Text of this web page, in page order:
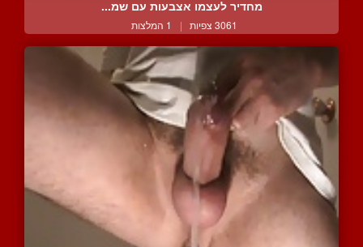
מחדיר לעצמו אצבעות עם שמ...
3061 צפיות | 1 המלצות